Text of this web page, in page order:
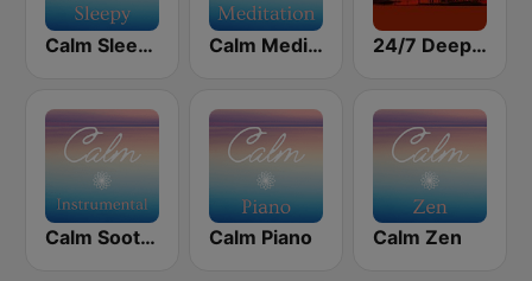
Calm Sleepy Calm Meditation 24/7 Deep Sleep Music Relaxing Music Insomnia Sleep Relaxing Music Study Sleep Meditation
Calm Soothing Instrumental Calm Piano Calm Zen